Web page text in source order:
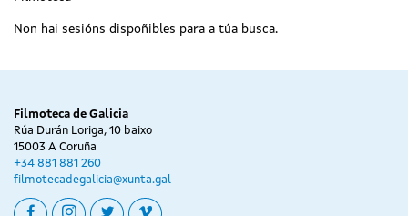
Non hai sesións dispoñibles para a túa busca.
Filmoteca de Galicia
Rúa Durán Loriga, 10 baixo
15003 A Coruña
+34 881 881 260
filmotecadegalicia@xunta.gal
facebookinstagram
twittervimeo